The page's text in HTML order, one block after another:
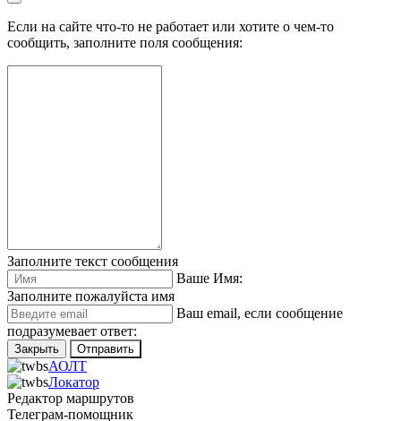
Если на сайте что-то не работает или хотите о чем-то
сообщить, заполните поля сообщения:
Заполните текст сообщения
Ваше Имя:
Заполните пожалуйста имя
Ваш еmail, если сообщение
подразумевает ответ:
Закрыть Отправить
АОЛТ
Локатор
Редактор маршрутов
Телеграм-помощник